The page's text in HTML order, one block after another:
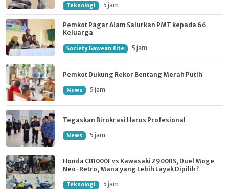
Teknologi 5 jam
Pemkot Pagar Alam Salurkan PMT kepada 66
Keluarga
Society Gawean Kite 5 jam
Pemkot Dukung Rekor Bentang Merah Putih
News 5 jam
Tegaskan Birokrasi Harus Profesional
News 5 jam
Honda CB1000F vs Kawasaki Z900RS, Duel Moge
Neo-Retro, Mana yang Lebih Layak Dipilih?
Teknologi 5 jam